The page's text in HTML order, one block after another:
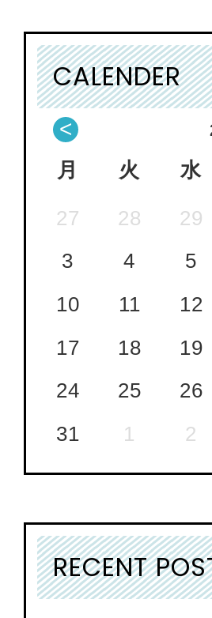
CALENDER
<
月 火 水
27 28 29
3
4 5
10
11 12
17
18 19
24
25 26
31
1 2
RECENT